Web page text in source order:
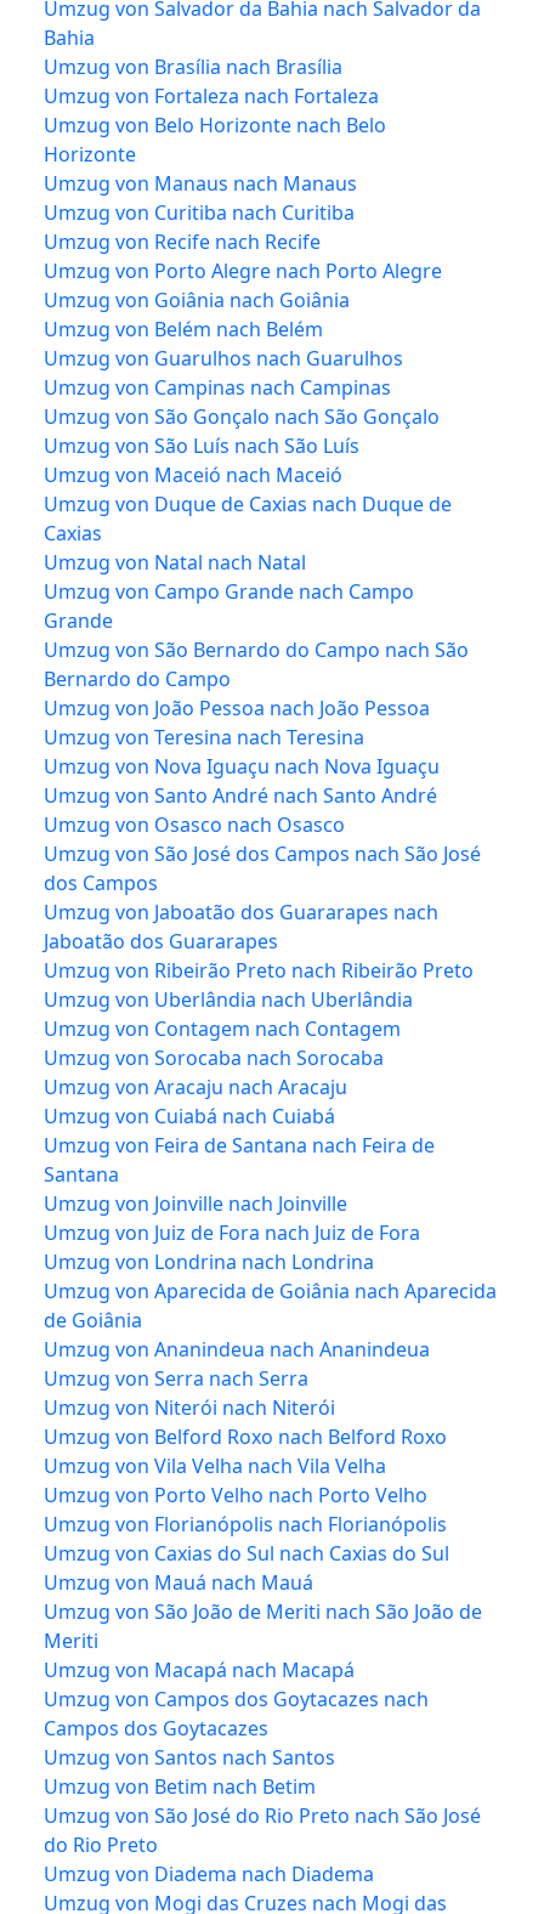
Umzug von Salvador da Bahia nach Salvador da
Bahia
Umzug von Brasília nach Brasília
Umzug von Fortaleza nach Fortaleza
Umzug von Belo Horizonte nach Belo
Horizonte
Umzug von Manaus nach Manaus
Umzug von Curitiba nach Curitiba
Umzug von Recife nach Recife
Umzug von Porto Alegre nach Porto Alegre
Umzug von Goiânia nach Goiânia
Umzug von Belém nach Belém
Umzug von Guarulhos nach Guarulhos
Umzug von Campinas nach Campinas
Umzug von São Gonçalo nach São Gonçalo
Umzug von São Luís nach São Luís
Umzug von Maceió nach Maceió
Umzug von Duque de Caxias nach Duque de
Caxias
Umzug von Natal nach Natal
Umzug von Campo Grande nach Campo
Grande
Umzug von São Bernardo do Campo nach São
Bernardo do Campo
Umzug von João Pessoa nach João Pessoa
Umzug von Teresina nach Teresina
Umzug von Nova Iguaçu nach Nova Iguaçu
Umzug von Santo André nach Santo André
Umzug von Osasco nach Osasco
Umzug von São José dos Campos nach São José
dos Campos
Umzug von Jaboatão dos Guararapes nach
Jaboatão dos Guararapes
Umzug von Ribeirão Preto nach Ribeirão Preto
Umzug von Uberlândia nach Uberlândia
Umzug von Contagem nach Contagem
Umzug von Sorocaba nach Sorocaba
Umzug von Aracaju nach Aracaju
Umzug von Cuiabá nach Cuiabá
Umzug von Feira de Santana nach Feira de
Santana
Umzug von Joinville nach Joinville
Umzug von Juiz de Fora nach Juiz de Fora
Umzug von Londrina nach Londrina
Umzug von Aparecida de Goiânia nach Aparecida
de Goiânia
Umzug von Ananindeua nach Ananindeua
Umzug von Serra nach Serra
Umzug von Niterói nach Niterói
Umzug von Belford Roxo nach Belford Roxo
Umzug von Vila Velha nach Vila Velha
Umzug von Porto Velho nach Porto Velho
Umzug von Florianópolis nach Florianópolis
Umzug von Caxias do Sul nach Caxias do Sul
Umzug von Mauá nach Mauá
Umzug von São João de Meriti nach São João de
Meriti
Umzug von Macapá nach Macapá
Umzug von Campos dos Goytacazes nach
Campos dos Goytacazes
Umzug von Santos nach Santos
Umzug von Betim nach Betim
Umzug von São José do Rio Preto nach São José
do Rio Preto
Umzug von Diadema nach Diadema
Umzug von Mogi das Cruzes nach Mogi das